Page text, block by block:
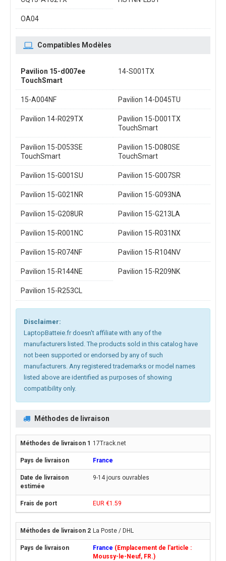
OA04
Compatibles Modèles
Pavilion 15-d007ee
TouchSmart
14-S001TX
15-A004NF Pavilion 14-D045TU
Pavilion 14-R029TX
Pavilion 15-D001TX
TouchSmart
Pavilion 15-D053SE
TouchSmart
Pavilion 15-D080SE
TouchSmart
Pavilion 15-G001SU Pavilion 15-G007SR
Pavilion 15-G021NR Pavilion 15-G093NA
Pavilion 15-G208UR Pavilion 15-G213LA
Pavilion 15-R001NC Pavilion 15-R031NX
Pavilion 15-R074NF Pavilion 15-R104NV
Pavilion 15-R144NE Pavilion 15-R209NK
Pavilion 15-R253CL
Disclaimer:
LaptopBatteie.fr doesn't affiliate with any of the
manufacturers listed. The products sold in this catalog have
not been supported or endorsed by any of such
manufacturers. Any registered trademarks or model names
listed above are identified as purposes of showing
compatibility only.
Méthodes de livraison
17Track.net
France
9-14 jours ouvrables
EUR €1.59
La Poste / DHL
France (Emplacement de l'article :
Moussy-le-Neuf, FR.)